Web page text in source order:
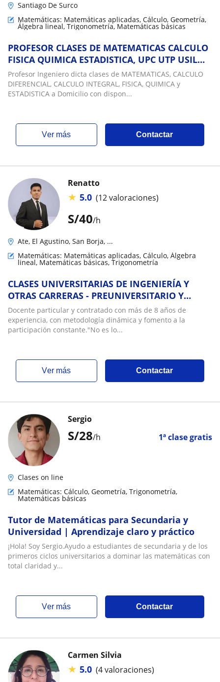
Santiago De Surco
Matemáticas: Matemáticas aplicadas, Cálculo, Geometría,
Álgebra lineal, Trigonometría, Matemáticas básicas
PROFESOR CLASES DE MATEMATICAS CALCULO
FISICA QUIMICA ESTADISTICA, UPC UTP USIL
UCV UPN USMP UCSUR U CONTINENTAL
Profesor Ingeniero dicta clases de MATEMATICAS, CALCULO
DIFERENCIAL, CALCULO INTEGRAL, FISICA, QUIMICA y
ESTADISTICA a Domicilio con dispon...
ver más Contactar
S/40/h
Renatto
★ 5.0 (12 valoraciones)
Ate, El Agustino, San Borja, ...
Matemáticas: Matemáticas aplicadas, Cálculo, Álgebra
lineal, Matemáticas básicas, Trigonometría
CLASES UNIVERSITARIAS DE INGENIERÍA Y
OTRAS CARRERAS - PREUNIVERSITARIO Y
ESCOLAR
Docente particular y contratado con más de 8 años de
experiencia, con metodología dinámica y fomento a la
participación constante."No es lo...
ver más Contactar
S/28/h 1ª clase gratis
Sergio
Clases on line
Matemáticas: Cálculo, Geometría, Trigonometría,
Matemáticas básicas
Tutor de Matemáticas para Secundaria y
Universidad | Aprendizaje claro y práctico
¡Hola! Soy Sergio.Ayudo a estudiantes de secundaria y de los
primeros ciclos universitarios a dominar las matemáticas con
total claridad y...
ver más Contactar
Carmen Silvia
★ 5.0 (4 valoraciones)